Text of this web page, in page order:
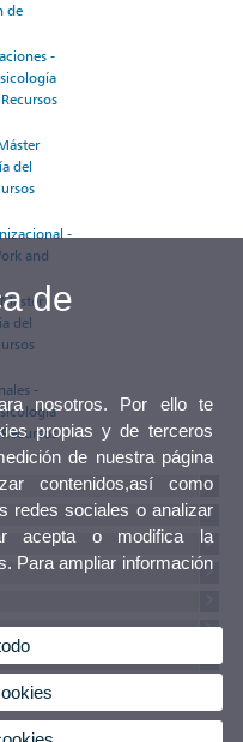
de
-
del
-
and
del
-
de
nosotros. Por ello te
propias y de terceros
de nuestra página
contenidos,así como
redes sociales o analizar
acepta o modifica la
Para ampliar información